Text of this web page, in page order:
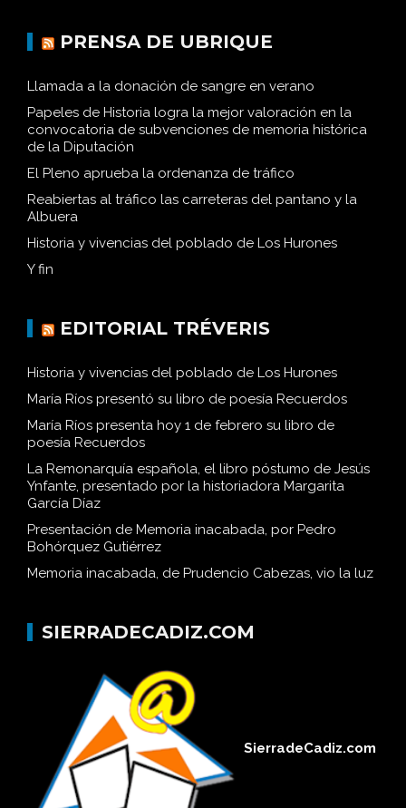
PRENSA DE UBRIQUE
Llamada a la donación de sangre en verano
Papeles de Historia logra la mejor valoración en la
convocatoria de subvenciones de memoria histórica
de la Diputación
El Pleno aprueba la ordenanza de tráfico
Reabiertas al tráfico las carreteras del pantano y la
Albuera
Historia y vivencias del poblado de Los Hurones
Y fin
EDITORIAL TRÉVERIS
Historia y vivencias del poblado de Los Hurones
María Ríos presentó su libro de poesía Recuerdos
María Ríos presenta hoy 1 de febrero su libro de
poesía Recuerdos
La Remonarquía española, el libro póstumo de Jesús
Ynfante, presentado por la historiadora Margarita
García Díaz
Presentación de Memoria inacabada, por Pedro
Bohórquez Gutiérrez
Memoria inacabada, de Prudencio Cabezas, vio la luz
SIERRADECADIZ.COM
SierradeCadiz.com